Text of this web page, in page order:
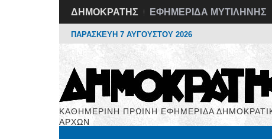
ΔΗΜΟΚΡΑΤΗΣ ΕΦΗΜΕΡΙΔΑ ΜΥΤΙΛΗΝΗΣ
ΠΑΡΑΣΚΕΥΗ 7 ΑΥΓΟΥΣΤΟΥ 2026
ΚΑΘΗΜΕΡΙΝΗ ΠΡΩΙΝΗ ΕΦΗΜΕΡΙΔΑ
ΑΡΧΩΝ